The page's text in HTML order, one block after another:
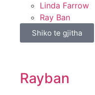
Linda Farrow
Ray Ban
Shiko te gjitha
Rayban